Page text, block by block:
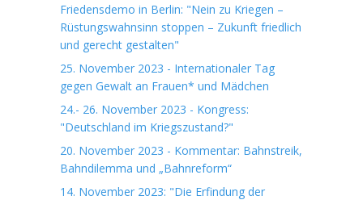
Friedensdemo in Berlin: "Nein zu Kriegen –
Rüstungswahnsinn stoppen – Zukunft friedlich
und gerecht gestalten"
25. November 2023 - Internationaler Tag
gegen Gewalt an Frauen* und Mädchen
24.- 26. November 2023 - Kongress:
"Deutschland im Kriegszustand?"
20. November 2023 - Kommentar: Bahnstreik,
Bahndilemma und „Bahnreform“
14. November 2023: "Die Erfindung der